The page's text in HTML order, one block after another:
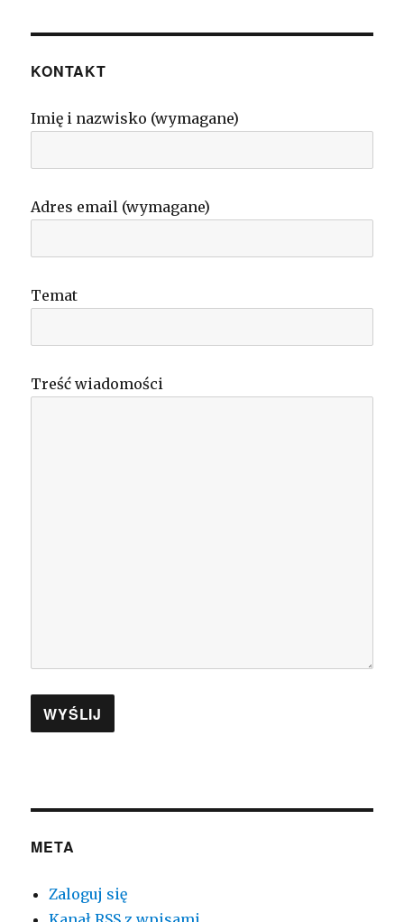
KONTAKT
Imię i nazwisko (wymagane)
Adres email (wymagane)
Temat
Treść wiadomości
META
Zaloguj się